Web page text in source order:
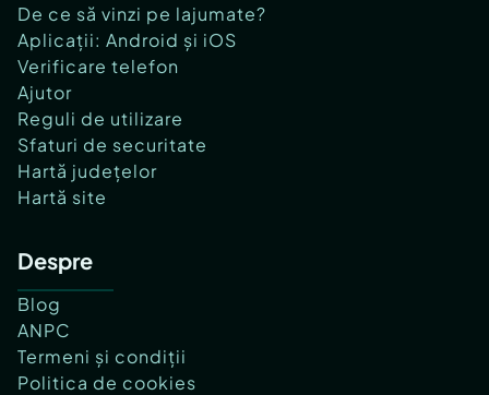
De ce să vinzi pe lajumate?
Aplicații: Android și iOS
Verificare telefon
Ajutor
Reguli de utilizare
Sfaturi de securitate
Hartă județelor
Hartă site
Despre
Blog
ANPC
Termeni și condiții
Politica de cookies